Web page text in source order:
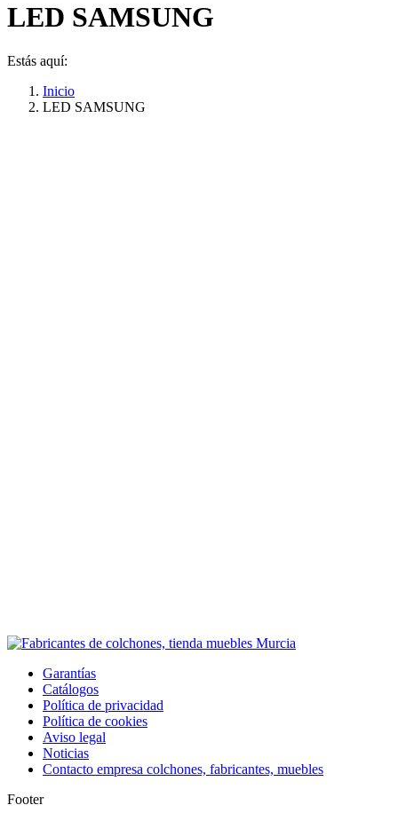
LED SAMSUNG
Estás aquí:
Inicio
LED SAMSUNG
Garantías
Catálogos
Política de privacidad
Política de cookies
Aviso legal
Noticias
Contacto empresa colchones, fabricantes, muebles
Footer